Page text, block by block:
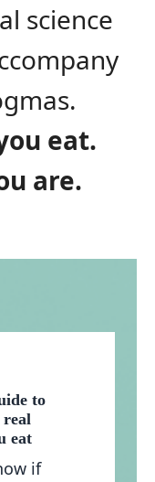
science
eat.
are.
to
eat
if